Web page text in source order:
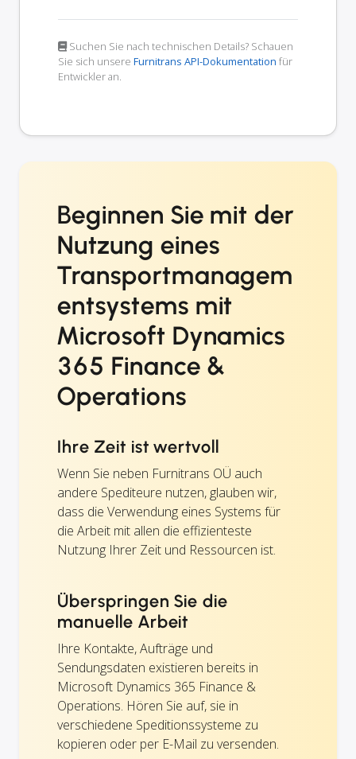
Suchen Sie nach technischen Details? Schauen
Sie sich unsere Furnitrans API-Dokumentation für
Entwickler an.
Beginnen Sie mit der
Nutzung eines
Transportmanagem
entsystems mit
Microsoft Dynamics
365 Finance &
Operations
Ihre Zeit ist wertvoll
Wenn Sie neben Furnitrans OÜ auch
andere Spediteure nutzen, glauben wir,
dass die Verwendung eines Systems für
die Arbeit mit allen die effizienteste
Nutzung Ihrer Zeit und Ressourcen ist.
Überspringen Sie die
manuelle Arbeit
Ihre Kontakte, Aufträge und
Sendungsdaten existieren bereits in
Microsoft Dynamics 365 Finance &
Operations. Hören Sie auf, sie in
verschiedene Speditionssysteme zu
kopieren oder per E-Mail zu versenden.